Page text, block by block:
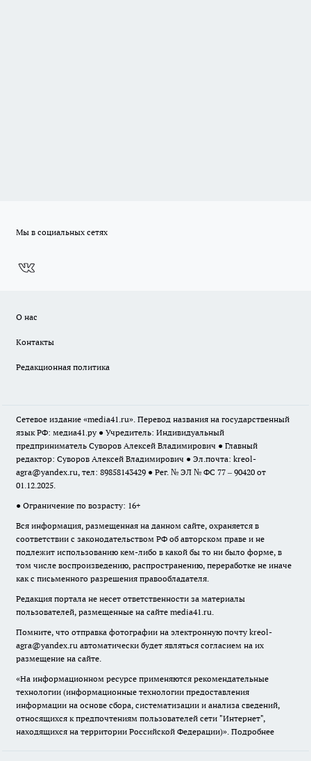
Мы в социальных сетях
О нас
Контакты
Редакционная политика
Сетевое издание «media41.ru». Перевод названия на государственный
язык РФ: медиа41.ру ● Учредитель: Индивидуальный
предприниматель Суворов Алексей Владимирович ● Главный
редактор: Суворов Алексей Владимирович ● Эл.почта: kreol-
agra@yandex.ru, тел: 89858143429 ● Рег. № ЭЛ № ФС 77 – 90420 от
01.12.2025.
● Ограничение по возрасту: 16+
Вся информация, размещенная на данном сайте, охраняется в
соответствии с законодательством РФ об авторском праве и не
подлежит использованию кем-либо в какой бы то ни было форме, в
том числе воспроизведению, распространению, переработке не иначе
как с письменного разрешения правообладателя.
Редакция портала не несет ответственности за материалы
пользователей, размещенные на сайте media41.ru.
Помните, что отправка фотографии на электронную почту kreol-
agra@yandex.ru автоматически будет являться согласием на их
размещение на сайте.
«На информационном ресурсе применяются рекомендательные
технологии (информационные технологии предоставления
информации на основе сбора, систематизации и анализа сведений,
относящихся к предпочтениям пользователей сети "Интернет",
находящихся на территории Российской Федерации)». Подробнее